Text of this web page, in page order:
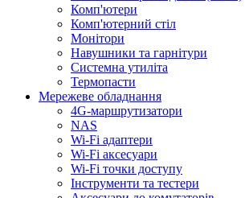
Комп'ютери
Комп'ютерний стіл
Монітори
Навушники та гарнітури
Системна утиліта
Термопасти
Мережеве обладнання
4G-маршрутизатори
NAS
Wi-Fi адаптери
Wi-Fi аксесуари
Wi-Fi точки доступу
Інструменти та тестери